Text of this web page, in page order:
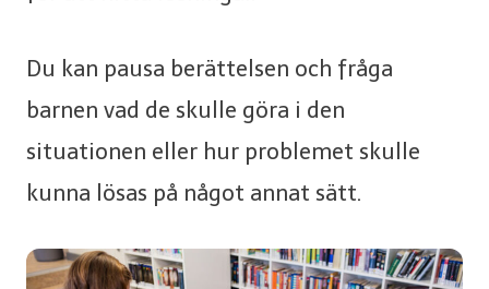
Du kan pausa berättelsen och fråga
barnen vad de skulle göra i den
situationen eller hur problemet skulle
kunna lösas på något annat sätt.